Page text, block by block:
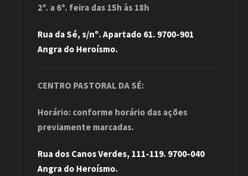
2ª. a 6ª. feira das 15h às 18h
Rua da Sé, s/nº. Apartado 61. 9700-901
Angra do Heroísmo.
CENTRO PASTORAL DA SÉ:
Horário: conforme horário das ações
previamente marcadas.
Rua dos Canos Verdes, 111-119. 9700-040
Angra do Heroísmo.